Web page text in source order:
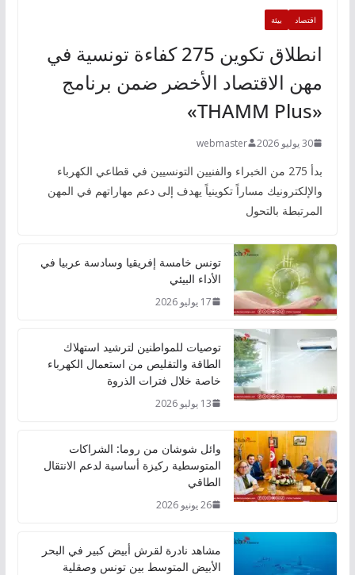
اقتصاد بيئة
انطلاق تكوين 275 كفاءة تونسية في
مهن الاقتصاد الأخضر ضمن برنامج
«THAMM Plus»
30 يوليو 2026 webmaster
بدأ 275 من الخبراء والفنيين التونسيين في قطاعي الكهرباء
والإلكترونيك مساراً تكوينياً يهدف إلى دعم مهاراتهم في المهن
المرتبطة بالتحول
تونس خامسة إفريقيا وسادسة عربيا في
الأداء البيئي
17 يوليو 2026
توصيات للمواطنين لترشيد استهلاك
الطاقة والتقليص من استعمال الكهرباء
خاصة خلال فترات الذروة
13 يوليو 2026
وائل شوشان من روما: الشراكات
المتوسطية ركيزة أساسية لدعم الانتقال
الطاقي
26 يونيو 2026
مشاهد نادرة لقرش أبيض كبير في البحر
الأبيض المتوسط بين تونس وصقلية